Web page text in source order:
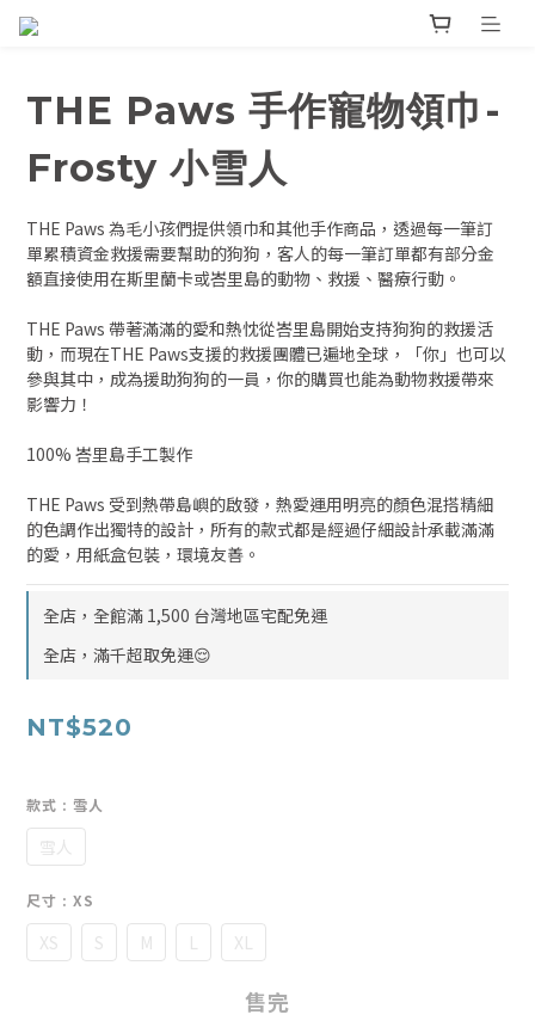
THE Paws 手作寵物領巾-
Frosty 小雪人
THE Paws 為毛小孩們提供領巾和其他手作商品，透過每一筆訂
單累積資金救援需要幫助的狗狗，客人的每一筆訂單都有部分金
額直接使用在斯里蘭卡或峇里島的動物、救援、醫療行動。
THE Paws 帶著滿滿的愛和熱忱從峇里島開始支持狗狗的救援活
動，而現在THE Paws支援的救援團體已遍地全球，「你」也可以
參與其中，成為援助狗狗的一員，你的購買也能為動物救援帶來
影響力！
100% 峇里島手工製作
THE Paws 受到熱帶島嶼的啟發，熱愛運用明亮的顏色混搭精細
的色調作出獨特的設計，所有的款式都是經過仔細設計承載滿滿
的愛，用紙盒包裝，環境友善。
全店，全館滿 1,500 台灣地區宅配免運
全店，滿千超取免運😌
NT$520
款式 : 雪人
雪人
尺寸 : XS
XS S M L XL
售完